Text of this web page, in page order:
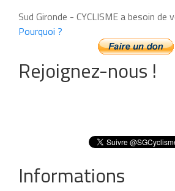
Sud Gironde - CYCLISME a besoin
Pourquoi ?
Rejoignez-nous !
Informations